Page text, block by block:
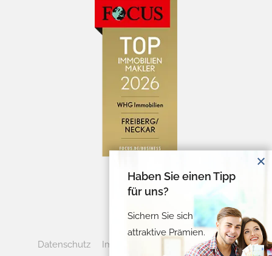
Datenschutz Impressum Cookie-Verwaltung
Haben Sie einen Tipp
für uns?
Sichern Sie sich
attraktive Prämien.